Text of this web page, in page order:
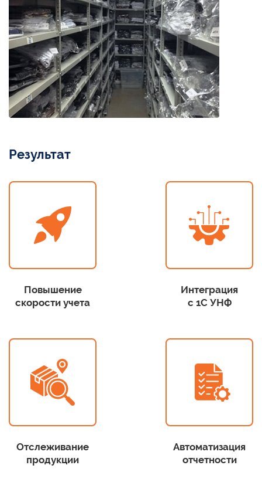
Результат
Повышение
скорости учета
Интеграция
с 1С УНФ
Отслеживание
продукции
Автоматизация
отчетности